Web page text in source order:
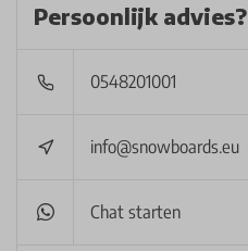
Persoonlijk advies?
0548201001
info@snowboards.eu
Chat starten